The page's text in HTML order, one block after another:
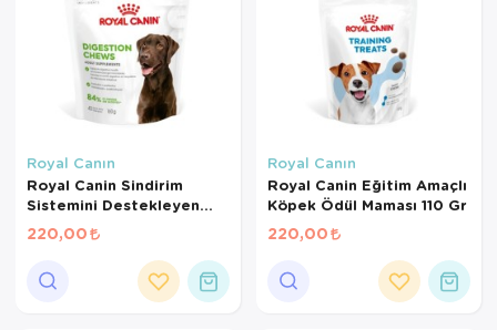
Royal Canın
Royal Canin Sindirim
Sistemini Destekleyen
Tamamlayıcı Yetişkin
Köpek Ödül Maması 160
220,00
Royal Canın
Royal Canin Eğitim Amaçlı
Köpek Ödül Maması 110 Gr
220,00